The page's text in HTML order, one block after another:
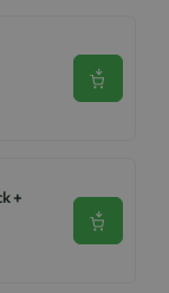
Se
+
Se